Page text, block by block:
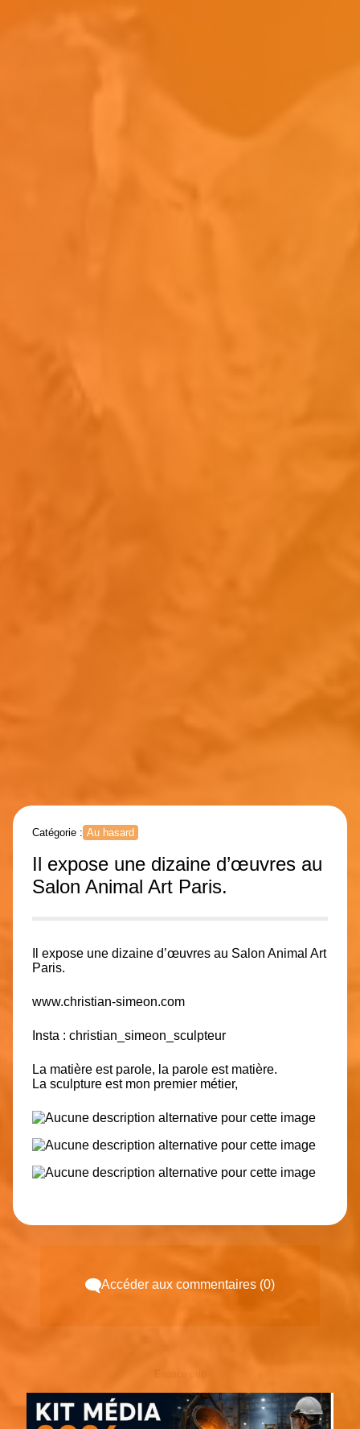
Catégorie : Au hasard
Il expose une dizaine d’œuvres au
Salon Animal Art Paris.
Il expose une dizaine d’œuvres au Salon Animal Art
Paris.
www.christian-simeon.com
Insta : christian_simeon_sculpteur
La matière est parole, la parole est matière.
La sculpture est mon premier métier,
Accéder aux commentaires (0)